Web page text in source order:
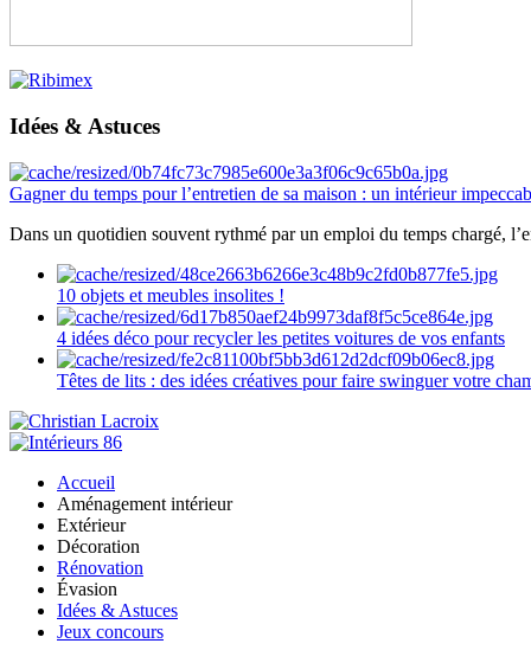
Idées & Astuces
Gagner du temps pour l’entretien de sa maison : un intérieur
Dans un quotidien souvent rythmé par un emploi du temps chargé,
10 objets et meubles insolites !
4 idées déco pour recycler les petites voitures de vos enfants
Têtes de lits : des idées créatives pour faire swinguer votre
Accueil
Aménagement intérieur
Extérieur
Décoration
Rénovation
Évasion
Idées & Astuces
Jeux concours